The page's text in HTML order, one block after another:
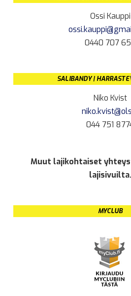
Ossi Kauppi
0440 707
SALIBANDY |
Niko Kvist
044 751
Muut lajikohtaiset
lajisivuilta.
MYCLUB